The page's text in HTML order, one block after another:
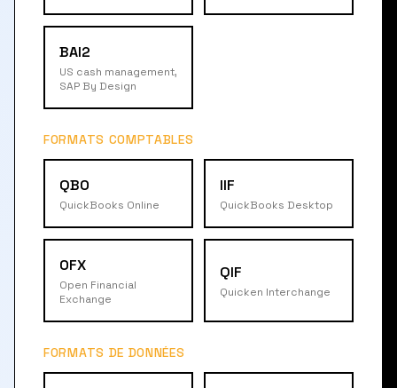
BAI2
US cash management,
SAP By Design
FORMATS COMPTABLES
QBO
QuickBooks Online
IIF
QuickBooks Desktop
OFX
Open Financial
Exchange
QIF
Quicken Interchange
FORMATS DE DONNÉES